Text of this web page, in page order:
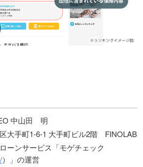
中山田 明
大手町1-6-1 大手町ビル2階 FINOLAB
ーンサービス「モゲチェック
）」の運営